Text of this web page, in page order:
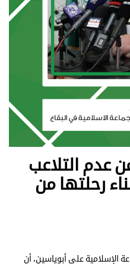
عدم التلاعب
رحلتها من
الإسلامية علي أبوياسين، أن